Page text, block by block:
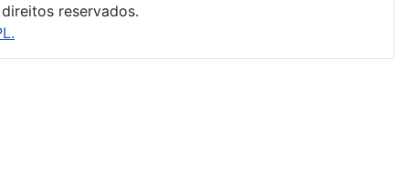
reservados.